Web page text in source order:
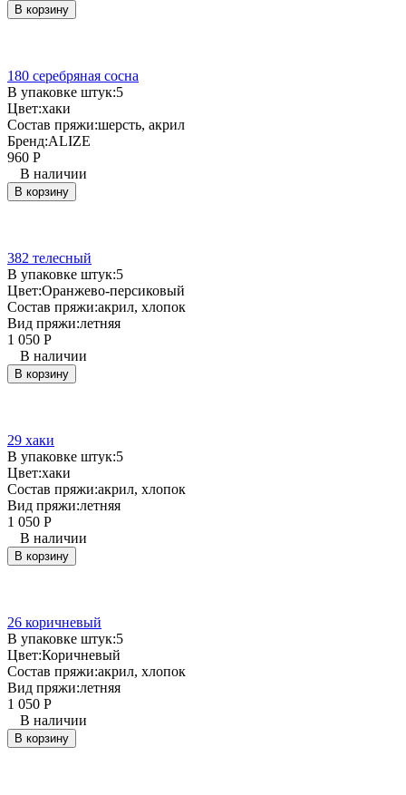
В корзину
180 серебряная сосна
В упаковке штук:5
Цвет:хаки
Состав пряжи:шерсть, акрил
Бренд:ALIZE
960 Р
В наличии
В корзину
382 телесный
В упаковке штук:5
Цвет:Оранжево-персиковый
Состав пряжи:акрил, хлопок
Вид пряжи:летняя
1 050 Р
В наличии
В корзину
29 хаки
В упаковке штук:5
Цвет:хаки
Состав пряжи:акрил, хлопок
Вид пряжи:летняя
1 050 Р
В наличии
В корзину
26 коричневый
В упаковке штук:5
Цвет:Коричневый
Состав пряжи:акрил, хлопок
Вид пряжи:летняя
1 050 Р
В наличии
В корзину